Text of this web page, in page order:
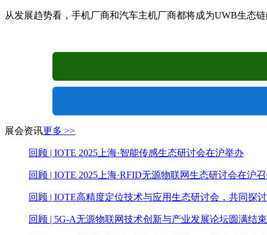
从发展趋势看，手机厂商和汽车主机厂商都将成为UWB生态
展会资讯更多 >>
回顾 | IOTE 2025上海·智能传感生态研讨会在沪举办
回顾 | IOTE 2025上海·RFID无源物联网生态研讨会在沪
回顾 | IOTE高精度定位技术与应用生态研讨会，共同探
回顾 | 5G-A无源物联网技术创新与产业发展论坛圆满结